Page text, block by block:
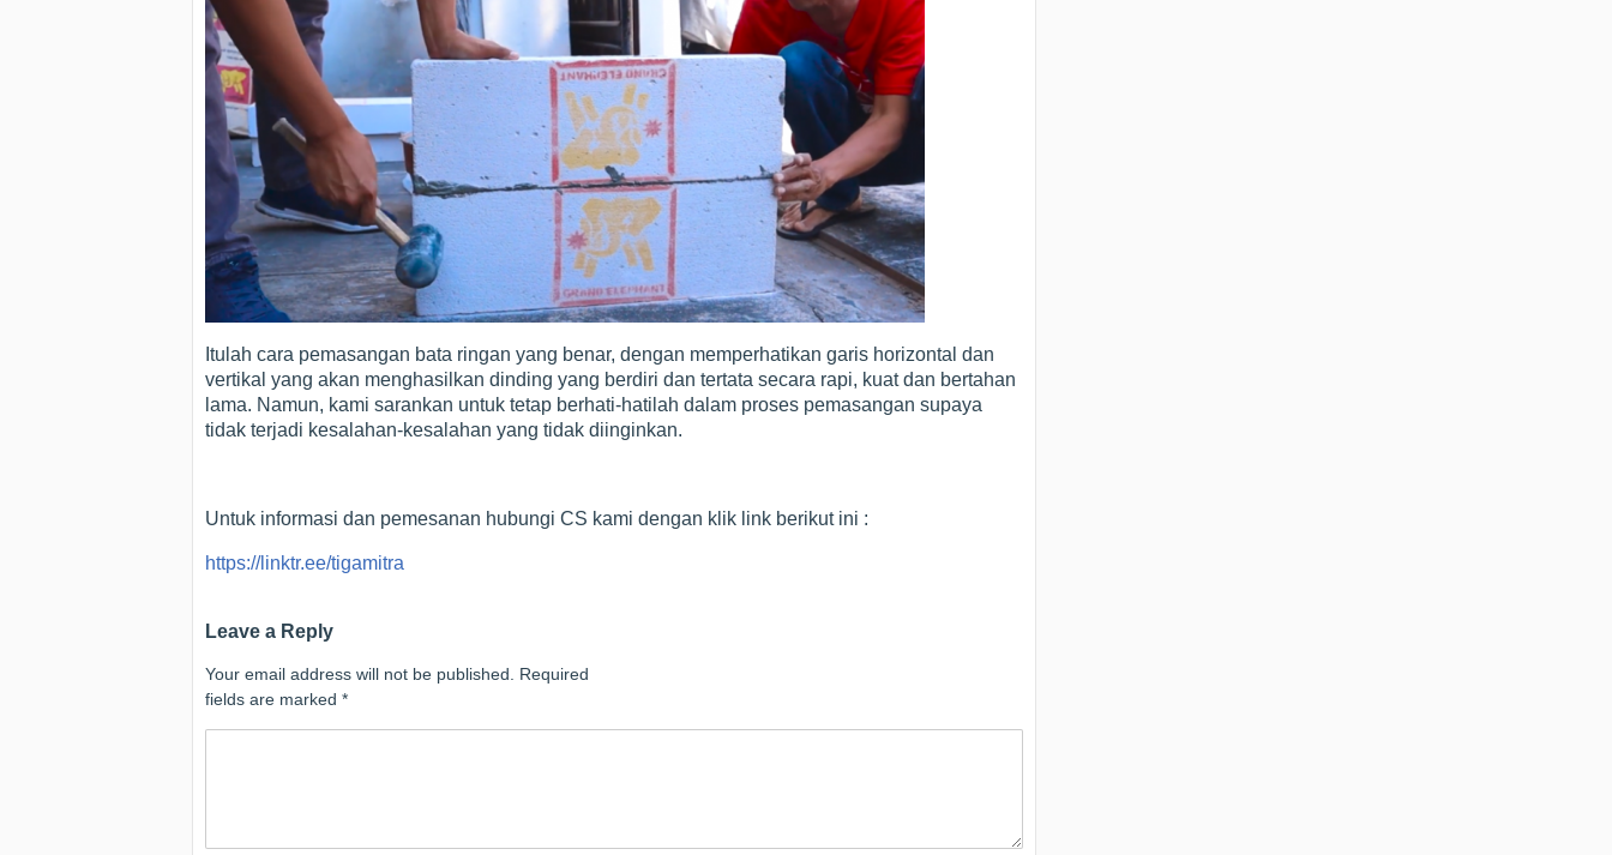
Itulah cara pemasangan bata ringan yang benar, dengan memperhatikan garis horizontal dan
vertikal yang akan menghasilkan dinding yang berdiri dan tertata secara rapi, kuat dan bertahan
lama. Namun, kami sarankan untuk tetap berhati-hatilah dalam proses pemasangan supaya
tidak terjadi kesalahan-kesalahan yang tidak diinginkan.
Untuk informasi dan pemesanan hubungi CS kami dengan klik link berikut ini :
https://linktr.ee/tigamitra
Leave a Reply
Your email address will not be published.
Required
fields are marked *